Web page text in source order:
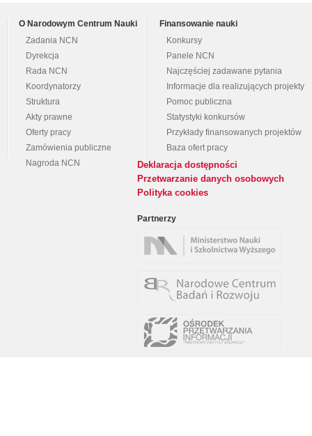
O Narodowym Centrum Nauki
Zadania NCN
Dyrekcja
Rada NCN
Koordynatorzy
Struktura
Akty prawne
Oferty pracy
Zamówienia publiczne
Nagroda NCN
Finansowanie nauki
Konkursy
Panele NCN
Najczęściej zadawane pytania
Informacje dla realizujących projekty
Pomoc publiczna
Statystyki konkursów
Przykłady finansowanych projektów
Baza ofert pracy
Deklaracja dostępności
Przetwarzanie danych osobowych
Polityka cookies
Partnerzy